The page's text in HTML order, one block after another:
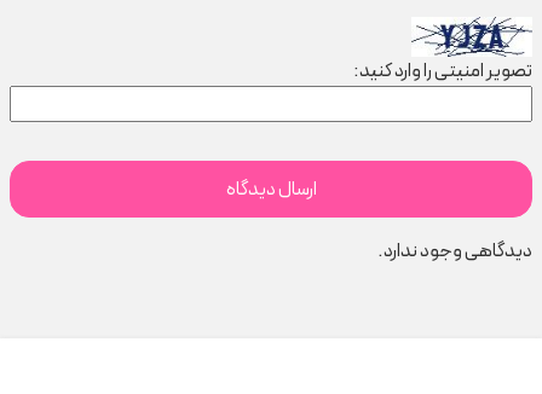
تصویر امنیتی را وارد کنید:
دیدگاهی وجود ندارد.